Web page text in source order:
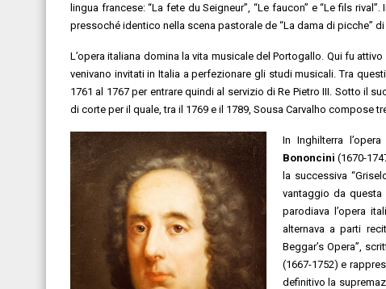
lingua francese: “La fete du Seigneur”, “Le faucon” e “Le fils
pressoché identico nella scena pastorale de “La dama di picche” di
L’opera italiana domina la vita musicale del Portogallo. Qui fu attivo
venivano invitati in Italia a perfezionare gli studi musicali. Tra
1761 al 1767 per entrare quindi al servizio di Re Pietro III. Sotto il
di corte per il quale, tra il 1769 e il 1789, Sousa Carvalho compose
In Inghilterra
Bononcini (1670-
la successiva
vantaggio da
parodiava l’opera
alternava a parti
Beggar’s Opera”,
(1667-1752) e
definitivo la